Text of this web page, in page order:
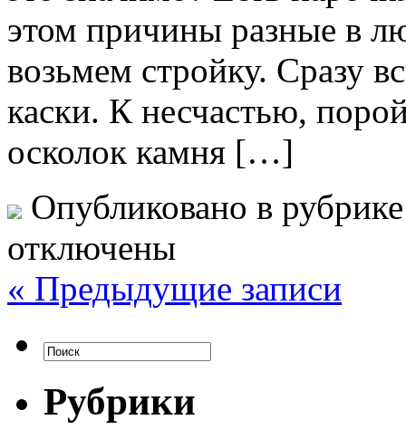
этом причины разные в
возьмем стройку. Сразу
каски. К несчастью,
осколок камня […]
Опубликовано в
отключены
« Предыдущие записи
Рубрики